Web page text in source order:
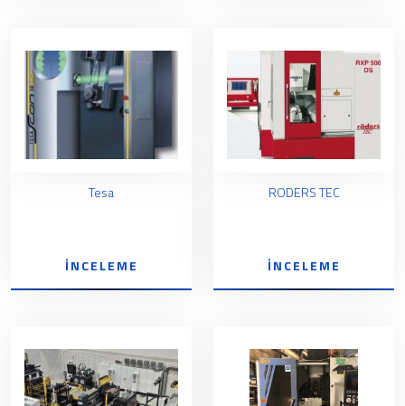
Tesa
İNCELEME
RODERS TEC
İNCELEME